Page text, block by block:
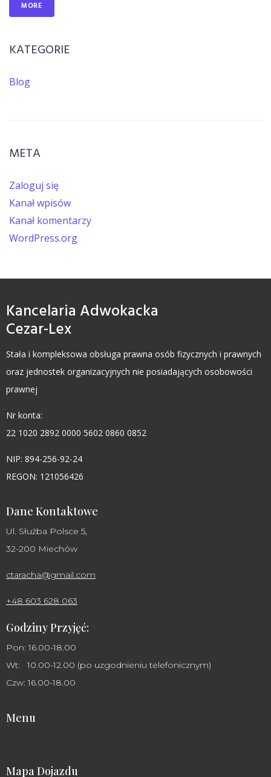
MORE
KATEGORIE
Blog
META
Zaloguj się
Kanał wpisów
Kanał komentarzy
WordPress.org
Kancelaria Adwokacka
Cezar-Lex
Stała i kompleksowa obsługa prawna osób fizycznych i prawnych
oraz jednostek organizacyjnych nie posiadających osobowości
prawnej
Nr konta:
22 1020 2892 0000 5602 0860 0852
NIP: 894-256-92-24
REGON: 121056426
Dane Kontaktowe
Ul. Służba Polsce 5,
32-200 Miechów
ctaracha@gmail.com
+48 603 628 063
Godziny Przyjęć:
Pon: 16.00-18.00
Wt: 10.00-12.00 (po uzgodnieniu telefonicznym)
Czw: 16.00-18.00
Menu
Mapa Dojazdu